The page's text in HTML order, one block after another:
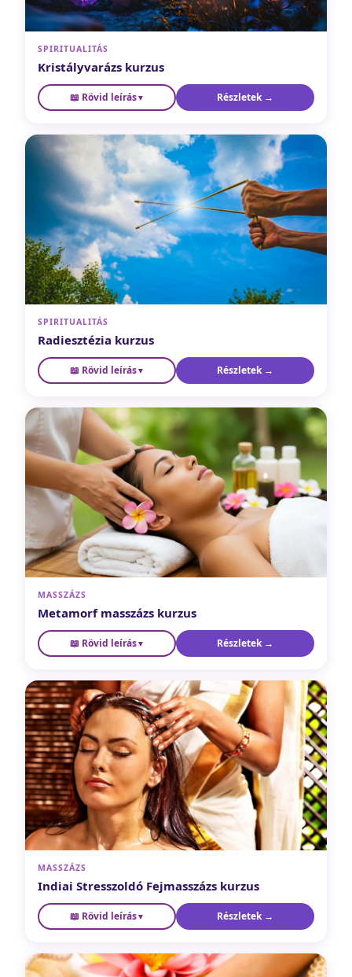
SPIRITUALITÁS
Kristályvarázs kurzus
Ha vonzódsz a kristályokhoz, itt megérted, hogyan dolgozz
velük tudatosan. Megismered a legfontosabb kristályok
őket a mindennapokban: védelemre, tisztításra, gyógyításra
és szándékerősítésre.
📖 Rövid leírás▼ Részletek →
SPIRITUALITÁS
Radiesztézia kurzus
Az inga nem varázslat — hanem a tested válasza.
Megtanulod a radiesztézia alapjait: hogyan használd az
méréshez és belső kérdések megválaszolásához. Tudatos,
felelős szemlélettel.
📖 Rövid leírás▼ Részletek →
MASSZÁZS
Metamorf masszázs kurzus
Speciális technika, ami a mélyben dolgozik — csendben,
lágyan. A metamorf módszer a talpot, kezet és fejet érinti, és
diagnózist keres, hanem a természetes öngyógyítási
folyamatot támogatja.
📖 Rövid leírás▼ Részletek →
MASSZÁZS
Indiai Stresszoldó Fejmasszázs kurzus
A feszültség, amit a nyakadban és a fejedben tartasz,
elengedhető. Egy évezredes technika, amellyel percek alatt
levezetésében. Előzetes képzettség nem szükséges.
📖 Rövid leírás▼ Részletek →